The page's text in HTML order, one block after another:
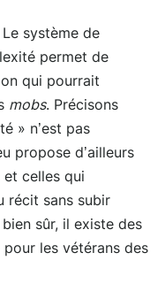
Le système de
permet de
qui pourrait
mobs. Précisons
» n’est pas
propose d’ailleurs
et celles qui
récit sans subir
sûr, il existe des
les vétérans des